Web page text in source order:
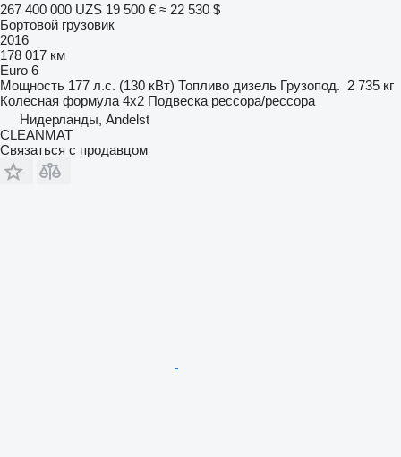
267 400 000 UZS 19 500 € ≈ 22 530 $
Бортовой грузовик
2016
178 017 км
Euro 6
Мощность 177 л.с. (130 кВт) Топливо дизель Грузопод. 2 735 кг
Колесная формула 4x2 Подвеска рессора/рессора
Нидерланды, Andelst
CLEANMAT
Связаться с продавцом